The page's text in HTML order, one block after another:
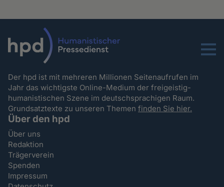
Menu
Der hpd ist mit mehreren Millionen Seitenaufrufen im
Jahr das wichtigste Online-Medium der freigeistig-
humanistischen Szene im deutschsprachigen Raum.
Grundsatztexte zu unseren Themenfinden Sie hier.
Über den hpd
Über uns
Redaktion
Trägerverein
Spenden
Impressum